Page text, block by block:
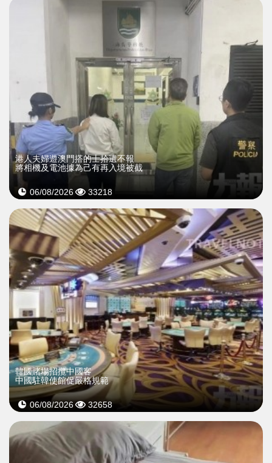
​港人夫婦遊澳門搭的士拾遺不報
將相機及電池據為己有再入境被截
06/08/2026 33218
韓國賭場招攬中國客
中國駐韓使館促嚴格規範
06/08/2026 32658